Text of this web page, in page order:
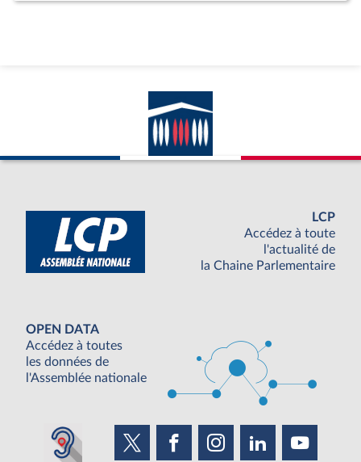
LCP
Accédez à toute
l'actualité de
la Chaine Parlementaire
OPEN DATA
Accédez à toutes
les données de
l'Assemblée nationale